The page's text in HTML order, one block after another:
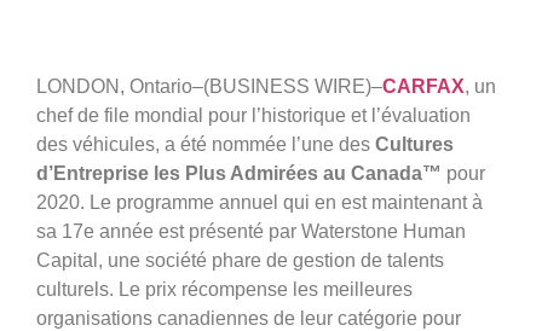
LONDON, Ontario–(BUSINESS WIRE)–CARFAX, un
chef de file mondial pour l’historique et l’évaluation
des véhicules, a été nommée l’une des Cultures
d’Entreprise les Plus Admirées au Canada™ pour
2020. Le programme annuel qui en est maintenant à
sa 17e année est présenté par Waterstone Human
Capital, une société phare de gestion de talents
culturels. Le prix récompense les meilleures
organisations canadiennes de leur catégorie pour